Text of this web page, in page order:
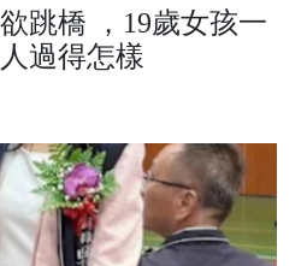
跳橋 ，19歲女孩一
過得怎樣